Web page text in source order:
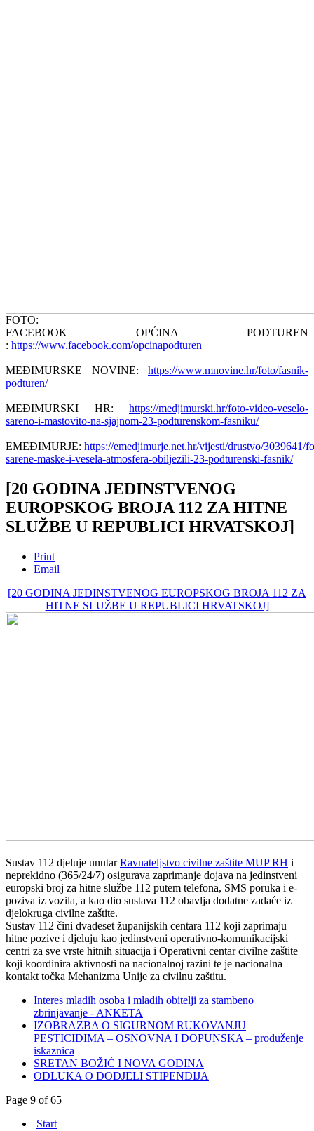
FOTO:
FACEBOOK OPĆINA PODTUREN
: https://www.facebook.com/opcinapodturen
MEĐIMURSKE NOVINE: https://www.mnovine.hr/foto/fasnik-
podturen/
MEĐIMURSKI HR: https://medjimurski.hr/foto-video-veselo-
sareno-i-mastovito-na-sjajnom-23-podturenskom-fasniku/
EMEĐIMURJE: https://emedjimurje.net.hr/vijesti/drustvo/3039641/
sarene-maske-i-vesela-atmosfera-obiljezili-23-podturenski-fasnik/
[20 GODINA JEDINSTVENOG
EUROPSKOG BROJA 112 ZA HITNE
SLUŽBE U REPUBLICI HRVATSKOJ]
Print
Email
[20 GODINA JEDINSTVENOG EUROPSKOG BROJA 112 ZA
HITNE SLUŽBE U REPUBLICI HRVATSKOJ]
Sustav 112 djeluje unutarRavnateljstvo civilne zaštite MUP RH i
neprekidno (365/24/7) osigurava zaprimanje dojava na jedinstveni
europski broj za hitne službe 112 putem telefona, SMS poruka i e-
poziva iz vozila, a kao dio sustava 112 obavlja dodatne zadaće iz
djelokruga civilne zaštite.
Sustav 112 čini dvadeset županijskih centara 112 koji zaprimaju
hitne pozive i djeluju kao jedinstveni operativno-komunikacijski
centri za sve vrste hitnih situacija i Operativni centar civilne zaštite
koji koordinira aktivnosti na nacionalnoj razini te je nacionalna
kontakt točka Mehanizma Unije za civilnu zaštitu.
Interes mladih osoba i mladih obitelji za stambeno
zbrinjavanje - ANKETA
IZOBRAZBA O SIGURNOM RUKOVANJU
PESTICIDIMA – OSNOVNA I DOPUNSKA – produženje
iskaznica
SRETAN BOŽIĆ I NOVA GODINA
ODLUKA O DODJELI STIPENDIJA
Page 9 of 65
Start